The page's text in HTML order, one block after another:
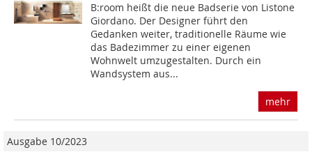
B:room heißt die neue Badserie von Listone
Giordano. Der Designer führt den
Gedanken weiter, traditionelle Räume wie
das Badezimmer zu einer eigenen
Wohnwelt umzugestalten. Durch ein
Wandsystem aus...
mehr
Ausgabe 10/2023